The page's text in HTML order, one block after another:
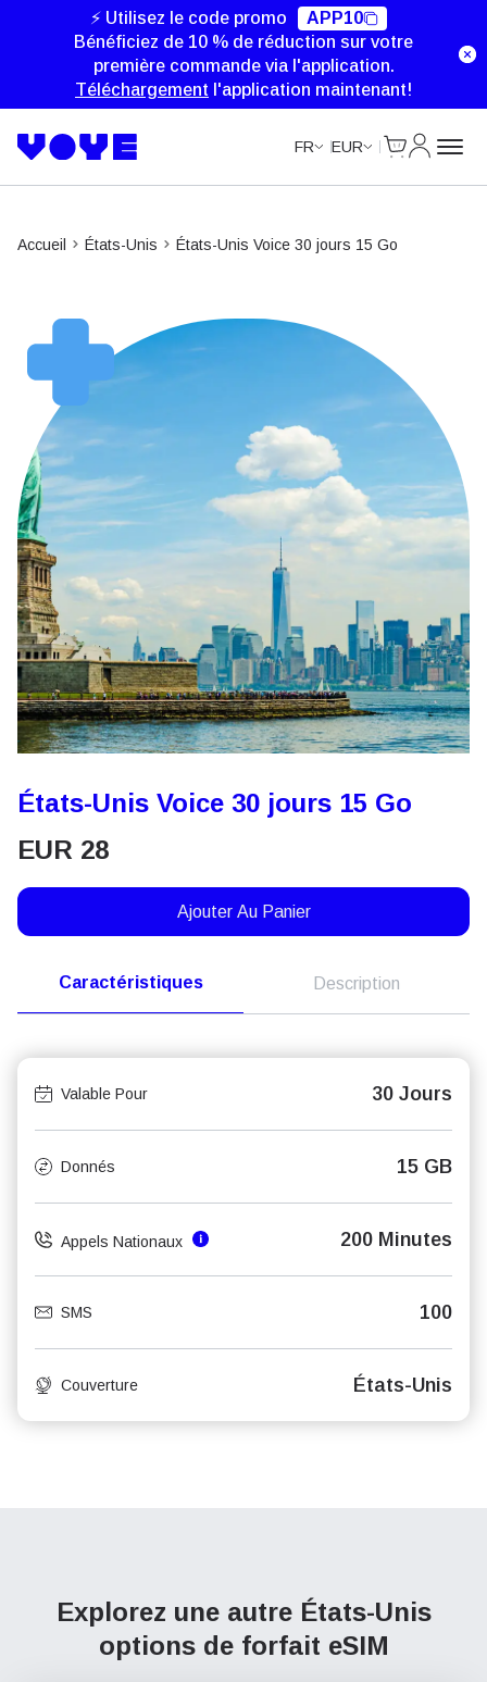
⚡ Utilisez le code promo
APP10
Bénéficiez de 10 % de réduction sur votre
première commande via l'application.
Téléchargement l'application maintenant!
FR EUR
Accueil États-Unis États-Unis Voice 30 jours 15 Go
États-Unis Voice 30 jours 15 Go
EUR 28
Ajouter Au Panier
Caractéristiques Description
Valable Pour 30 Jours
Donnés 15 GB
Appels Nationaux 200 Minutes
SMS 100
Couverture États-Unis
Explorez une autre États-Unis
options de forfait eSIM